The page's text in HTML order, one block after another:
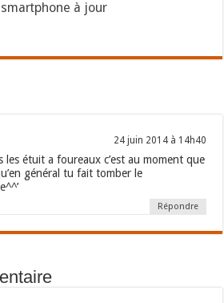
à jour
24 juin 2014 à 14h40
les étuit a foureaux c’est au moment que
général tu fait tomber le
Répondre